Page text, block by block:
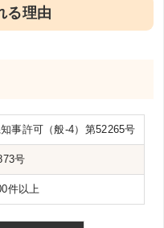
る理由
事許可（般-4）第52265号
号
件以上